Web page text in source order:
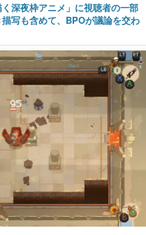
深夜枠アニメ」に視聴者の一部
写も含めて、BPOが議論を交わ